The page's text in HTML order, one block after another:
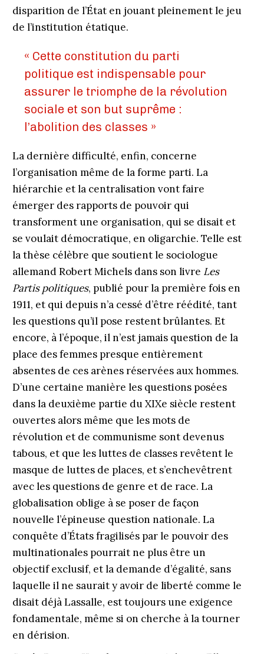
disparition de l’État en jouant pleinement le jeu
de l’institution étatique.
« Cette constitution du parti
politique est indispensable pour
assurer le triomphe de la révolution
sociale et son but suprême :
l’abolition des classes »
La dernière difficulté, enfin, concerne
l’organisation même de la forme parti. La
hiérarchie et la centralisation vont faire
émerger des rapports de pouvoir qui
transforment une organisation, qui se disait et
se voulait démocratique, en oligarchie. Telle est
la thèse célèbre que soutient le sociologue
allemand Robert Michels dans son livre Les
Partis politiques, publié pour la première fois en
1911, et qui depuis n’a cessé d’être réédité, tant
les questions qu’il pose restent brûlantes. Et
encore, à l’époque, il n’est jamais question de la
place des femmes presque entièrement
absentes de ces arènes réservées aux hommes.
D’une certaine manière les questions posées
dans la deuxième partie du XIXe siècle restent
ouvertes alors même que les mots de
révolution et de communisme sont devenus
tabous, et que les luttes de classes revêtent le
masque de luttes de places, et s’enchevêtrent
avec les questions de genre et de race. La
globalisation oblige à se poser de façon
nouvelle l’épineuse question nationale. La
conquête d’États fragilisés par le pouvoir des
multinationales pourrait ne plus être un
objectif exclusif, et la demande d’égalité, sans
laquelle il ne saurait y avoir de liberté comme le
disait déjà Lassalle, est toujours une exigence
fondamentale, même si on cherche à la tourner
en dérision.